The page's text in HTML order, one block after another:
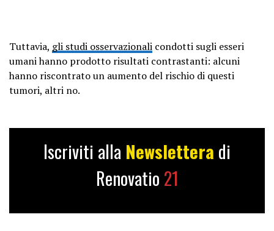
Tuttavia, gli studi osservazionali condotti sugli esseri
umani hanno prodotto risultati contrastanti: alcuni
hanno riscontrato un aumento del rischio di questi
tumori, altri no.
Iscriviti alla Newslettera di
Renovatio 21